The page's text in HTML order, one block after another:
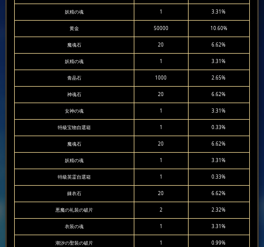
妖精の魂 1 3.31%
黄金 50000 10.60%
魔魂石 20 6.62%
妖精の魂 1 3.31%
青晶石 1000 2.65%
神魂石 20 6.62%
女神の魂 1 3.31%
特級宝物自選箱 1 0.33%
魔魂石 20 6.62%
妖精の魂 1 3.31%
特級英霊自選箱 1 0.33%
錬衣石 20 6.62%
悪魔の礼装の破片 2 2.32%
衣装の魂 1 3.31%
潮汐の聖装の破片 1 0.99%